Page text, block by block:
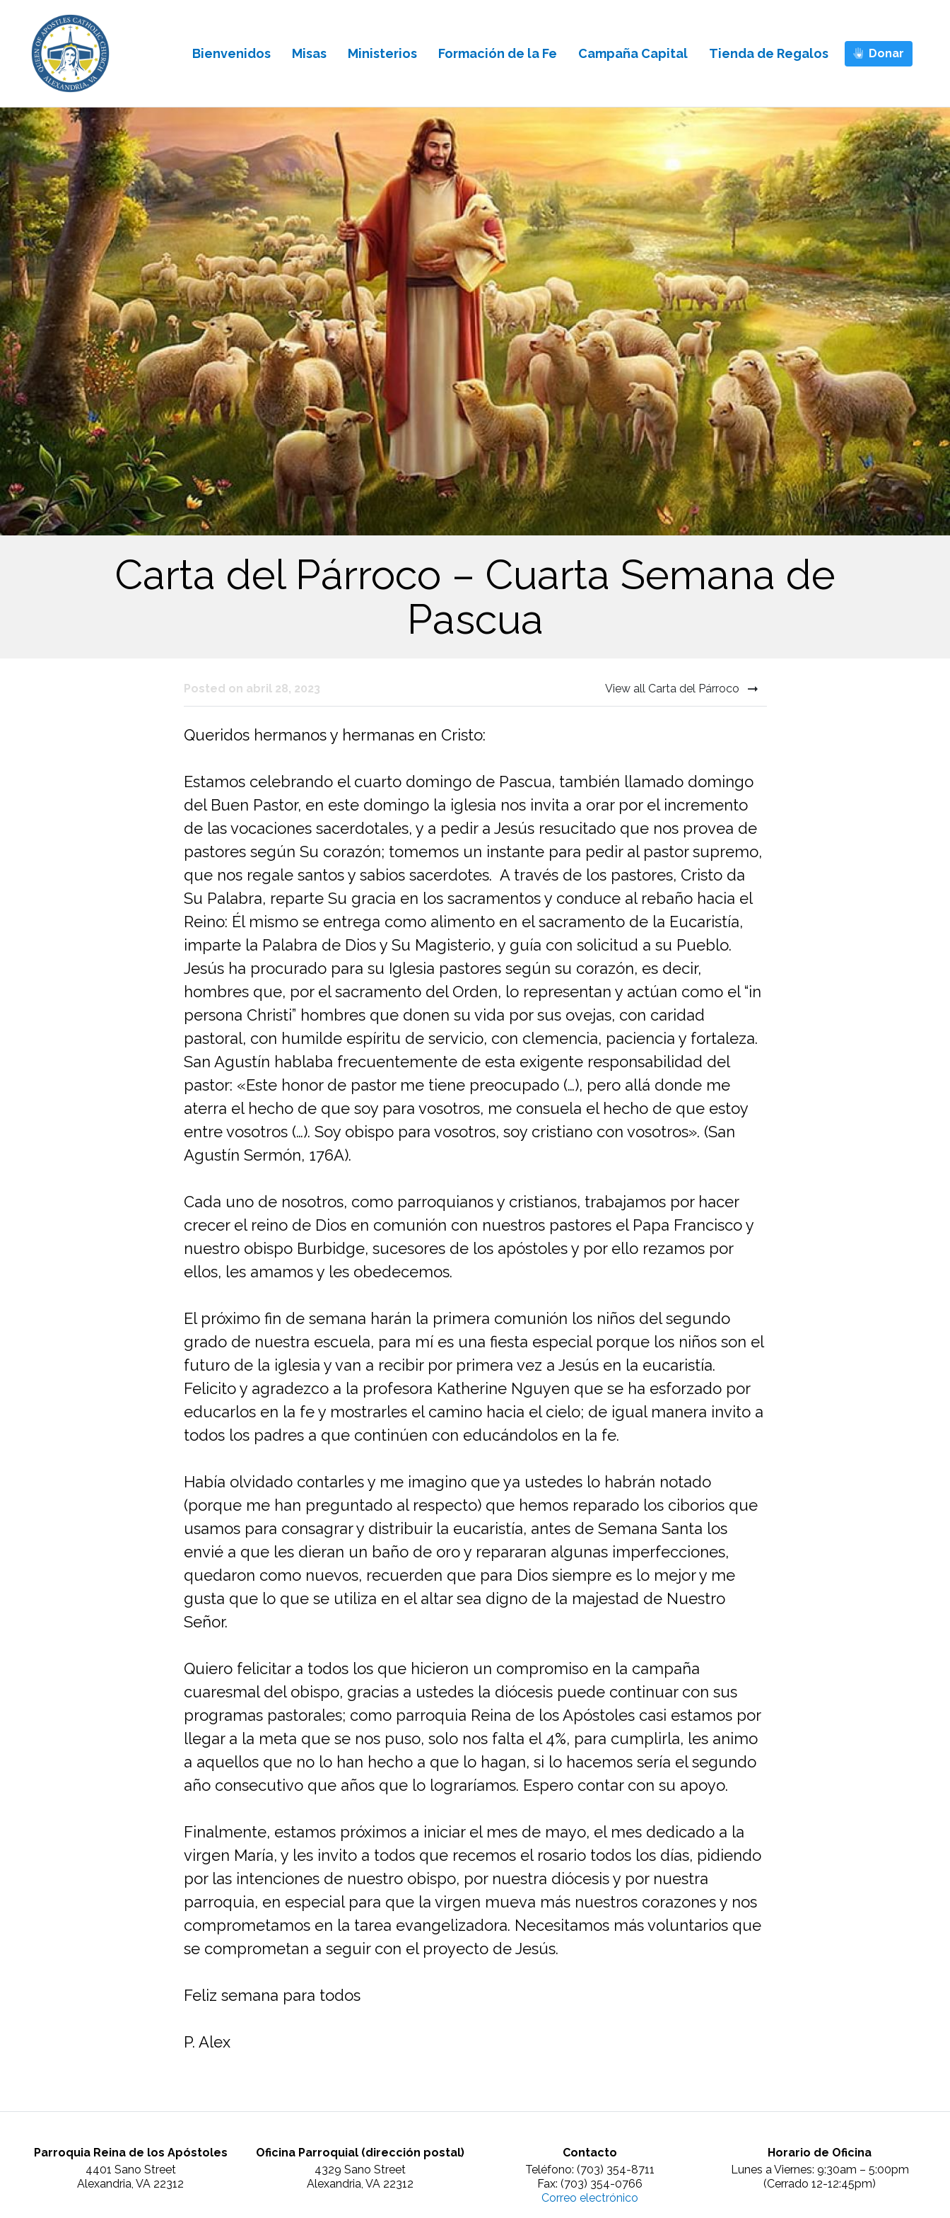
Bienvenidos Misas Ministerios Formación de la Fe Campaña Capital Tienda de Regalos Donar
Carta del Párroco – Cuarta Semana de
Pascua
Posted on abril 28, 2023 View all Carta del Párroco
Queridos hermanos y hermanas en Cristo:
Estamos celebrando el cuarto domingo de Pascua, también llamado domingo
del Buen Pastor, en este domingo la iglesia nos invita a orar por el incremento
de las vocaciones sacerdotales, y a pedir a Jesús resucitado que nos provea de
pastores según Su corazón; tomemos un instante para pedir al pastor supremo,
que nos regale santos y sabios sacerdotes. A través de los pastores, Cristo da
Su Palabra, reparte Su gracia en los sacramentos y conduce al rebaño hacia el
Reino: Él mismo se entrega como alimento en el sacramento de la Eucaristía,
imparte la Palabra de Dios y Su Magisterio, y guía con solicitud a su Pueblo.
Jesús ha procurado para su Iglesia pastores según su corazón, es decir,
hombres que, por el sacramento del Orden, lo representan y actúan como el “in
persona Christi” hombres que donen su vida por sus ovejas, con caridad
pastoral, con humilde espíritu de servicio, con clemencia, paciencia y fortaleza.
San Agustín hablaba frecuentemente de esta exigente responsabilidad del
pastor: «Este honor de pastor me tiene preocupado (…), pero allá donde me
aterra el hecho de que soy para vosotros, me consuela el hecho de que estoy
entre vosotros (…). Soy obispo para vosotros, soy cristiano con vosotros». (San
Agustín Sermón, 176A).
Cada uno de nosotros, como parroquianos y cristianos, trabajamos por hacer
crecer el reino de Dios en comunión con nuestros pastores el Papa Francisco y
nuestro obispo Burbidge, sucesores de los apóstoles y por ello rezamos por
ellos, les amamos y les obedecemos.
El próximo fin de semana harán la primera comunión los niños del segundo
grado de nuestra escuela, para mí es una fiesta especial porque los niños son el
futuro de la iglesia y van a recibir por primera vez a Jesús en la eucaristía.
Felicito y agradezco a la profesora Katherine Nguyen que se ha esforzado por
educarlos en la fe y mostrarles el camino hacia el cielo; de igual manera invito a
todos los padres a que continúen con educándolos en la fe.
Había olvidado contarles y me imagino que ya ustedes lo habrán notado
(porque me han preguntado al respecto) que hemos reparado los ciborios que
usamos para consagrar y distribuir la eucaristía, antes de Semana Santa los
envié a que les dieran un baño de oro y repararan algunas imperfecciones,
quedaron como nuevos, recuerden que para Dios siempre es lo mejor y me
gusta que lo que se utiliza en el altar sea digno de la majestad de Nuestro
Señor.
Quiero felicitar a todos los que hicieron un compromiso en la campaña
cuaresmal del obispo, gracias a ustedes la diócesis puede continuar con sus
programas pastorales; como parroquia Reina de los Apóstoles casi estamos por
llegar a la meta que se nos puso, solo nos falta el 4%, para cumplirla, les animo
a aquellos que no lo han hecho a que lo hagan, si lo hacemos sería el segundo
año consecutivo que años que lo lograríamos. Espero contar con su apoyo.
Finalmente, estamos próximos a iniciar el mes de mayo, el mes dedicado a la
virgen María, y les invito a todos que recemos el rosario todos los días, pidiendo
por las intenciones de nuestro obispo, por nuestra diócesis y por nuestra
parroquia, en especial para que la virgen mueva más nuestros corazones y nos
comprometamos en la tarea evangelizadora. Necesitamos más voluntarios que
se comprometan a seguir con el proyecto de Jesús.
Feliz semana para todos
P. Alex
Parroquia Reina de los Apóstoles
4401 Sano Street
Alexandria, VA 22312
Oficina Parroquial (dirección postal)
4329 Sano Street
Alexandria, VA 22312
Contacto
Teléfono: (703) 354-8711
Fax: (703) 354-0766
Correo electrónico
Horario de Oficina
Lunes a Viernes: 9:30am – 5:00pm
(Cerrado 12-12:45pm)